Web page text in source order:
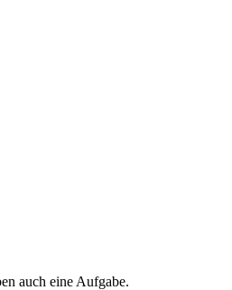
auch eine Aufgabe.